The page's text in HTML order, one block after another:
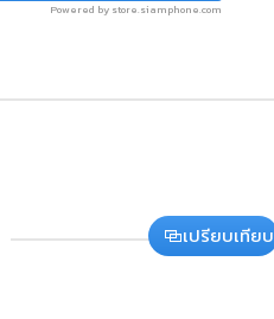
Powered by store.siamphone.com
เปรียบเทียบ